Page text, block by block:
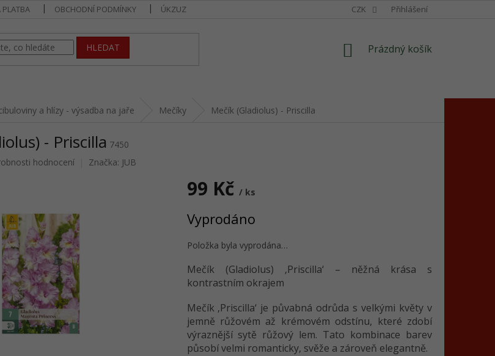
OBCHODNÍ PODMÍNKY ÚKZUZ CZK Přihlášení
HLEDAT
NÁKUPNÍ
Prázdný košík
a hlízy - výsadba na jaře Mečíky Mečík (Gladiolus) - Priscilla
- Priscilla 7450
hodnocení Značka: JUB
99 Kč / ks
cena:
Vyprodáno
Položka byla vyprodána…
Mečík (Gladiolus) ‚Priscilla‘ – něžná krása s
kontrastním okrajem
Mečík ‚Priscilla‘ je půvabná odrůda s velkými květy v
jemně růžovém až krémovém odstínu, které zdobí
výraznější sytě růžový lem. Tato kombinace barev
působí velmi romanticky, svěže a zároveň elegantně.